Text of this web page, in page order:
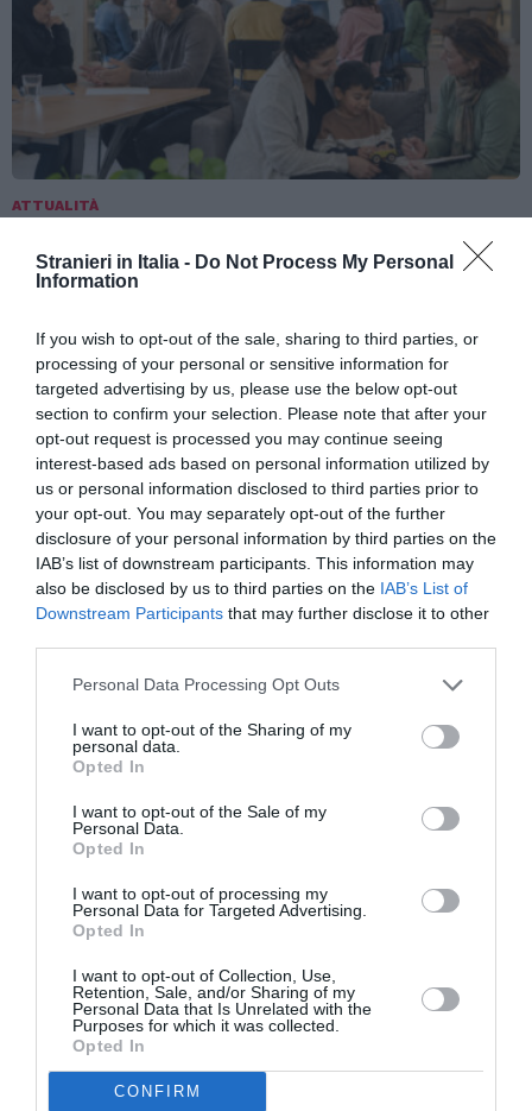
Stranieri in Italia - Do Not Process My Personal
Information
If you wish to opt-out of the sale, sharing to third parties, or
processing of your personal or sensitive information for
targeted advertising by us, please use the below opt-out
section to confirm your selection. Please note that after your
opt-out request is processed you may continue seeing
interest-based ads based on personal information utilized by
us or personal information disclosed to third parties prior to
your opt-out. You may separately opt-out of the further
disclosure of your personal information by third parties on the
IAB’s list of downstream participants. This information may
also be disclosed by us to third parties on the IAB’s List of
Downstream Participants that may further disclose it to other
Personal Data Processing Opt Outs
I want to opt-out of the Sharing of my
personal data.
Opted In
I want to opt-out of the Sale of my
Personal Data.
Opted In
I want to opt-out of processing my
Personal Data for Targeted Advertising.
Opted In
I want to opt-out of Collection, Use,
Retention, Sale, and/or Sharing of my
Personal Data that Is Unrelated with the
Purposes for which it was collected.
Opted In
CONFIRM
ATTUALITÀ
Richiedenti asilo, l’integrazione deve iniziare
prima della decisione finale
crisi di Ceuta: Albares accusa Roma di scarsa
ATTUALITÀ